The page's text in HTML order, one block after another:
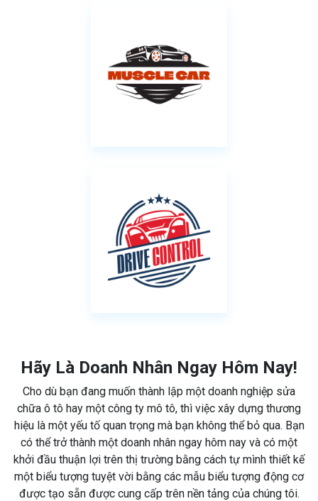
Hãy Là Doanh Nhân Ngay Hôm Nay!
Cho dù bạn đang muốn thành lập một doanh nghiệp sửa
chữa ô tô hay một công ty mô tô, thì việc xây dựng thương
hiệu là một yếu tố quan trọng mà bạn không thể bỏ qua. Bạn
có thể trở thành một doanh nhân ngay hôm nay và có một
khởi đầu thuận lợi trên thị trường bằng cách tự mình thiết kế
một biểu tượng tuyệt vời bằng các mẫu biểu tượng động cơ
được tạo sẵn được cung cấp trên nền tảng của chúng tôi.